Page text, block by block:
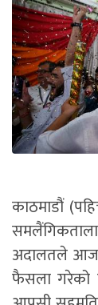
काठमाडौं
अदालतले आज
फैसला गरेको